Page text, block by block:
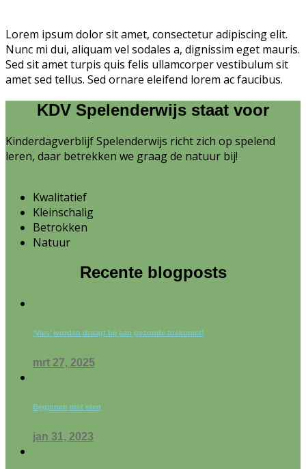
Lorem ipsum dolor sit amet, consectetur adipiscing elit.
Nunc mi dui, aliquam vel sodales a, dignissim eget mauris.
Sed sit amet turpis quis felis ullamcorper vestibulum sit
amet sed tellus. Sed ornare eleifend lorem ac faucibus.
KDV Spelenderwijs staat voor
Kinderdagverblijf Spelenderwijs richt zich op spelend
leren, daar betrekken we graag de natuur bij!
Kwalitatief
Kleinschalig
Betrokken
Natuur
Recente blogposts
‘Vies’ worden draagt bij aan gezonde toekomst!
mrt 27, 2025
Beginnen met eten
jan 31, 2023